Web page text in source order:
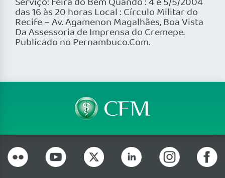
das 16 às 20 horas Local : Círculo Militar do
Recife – Av. Agamenon Magalhães, Boa Vista
Da Assessoria de Imprensa do Cremepe.
Publicado no Pernambuco.Com.